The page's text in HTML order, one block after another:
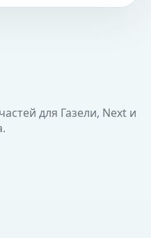
для Газели, Next и